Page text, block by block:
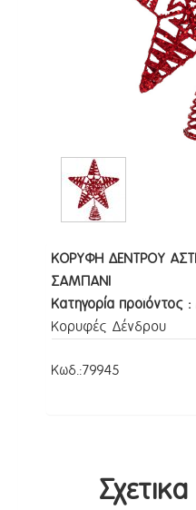
ΚΟΡΥΦΗ ΔΕΝΤΡΟΥ
ΣΑΜΠΑΝΙ
Κατηγορία προϊόντος :
Κορυφές Δένδρου
Κωδ.:79945